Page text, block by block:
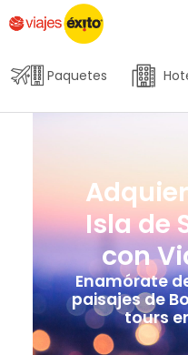
Paquetes
Isla de
con
Enamórate
paisajes de
tours